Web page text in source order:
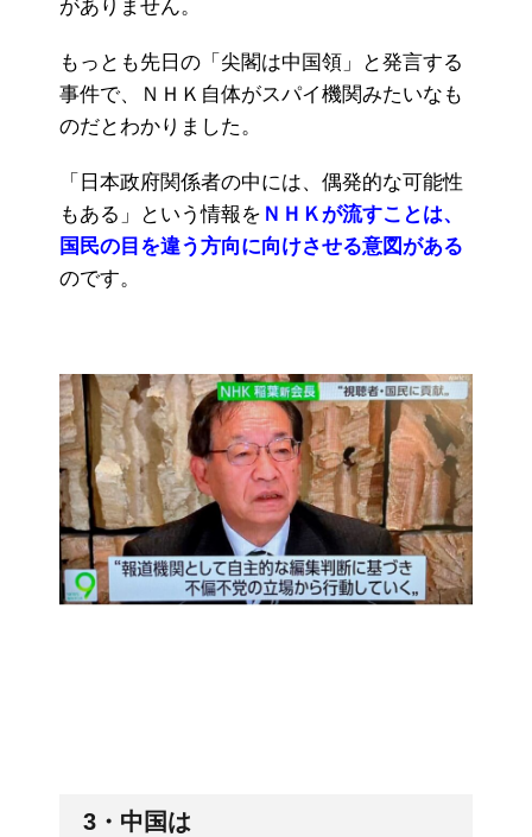
がありません。
もっとも先日の「尖閣は中国領」と発言する
事件で、ＮＨＫ自体がスパイ機関みたいなも
のだとわかりました。
「日本政府関係者の中には、偶発的な可能性
もある」という情報を ＮＨＫが流すことは、
国民の目を違う方向に向けさせる意図がある
のです。
3・中国は